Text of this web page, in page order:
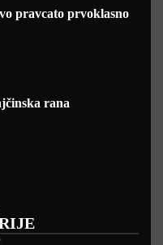
pravcato prvoklasno
rana